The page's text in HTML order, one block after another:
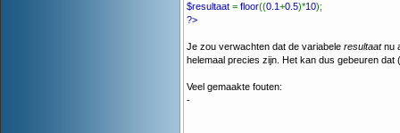
$resultaat = floor((0.1+0.5)*10);
?>
Je zou verwachten dat de variabele resultaatnu
helemaal precies zijn. Het kan dus gebeuren
Veel gemaakte fouten:
-